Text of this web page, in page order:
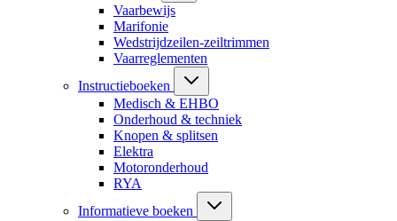
Vaarbewijs
Marifonie
Wedstrijdzeilen-zeiltrimmen
Vaarreglementen
Instructieboeken
Medisch & EHBO
Onderhoud & techniek
Knopen & splitsen
Elektra
Motoronderhoud
RYA
Informatieve boeken